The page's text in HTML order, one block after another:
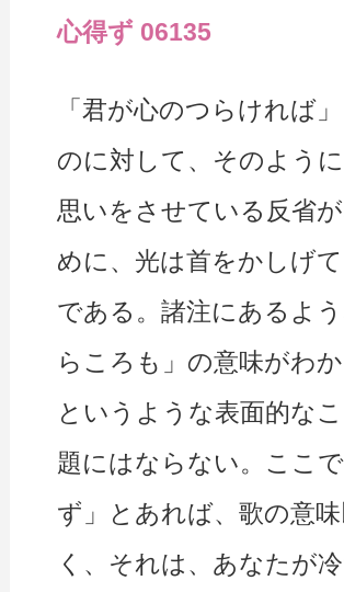
心得ず 06135
「君が心のつらければ
のに対して、そのよう
思いをさせている反省
めに、光は首をかしげ
である。諸注にあるよ
らころも」の意味がわ
というような表面的な
題にはならない。ここ
ず」とあれば、歌の意
く、それは、あなたが